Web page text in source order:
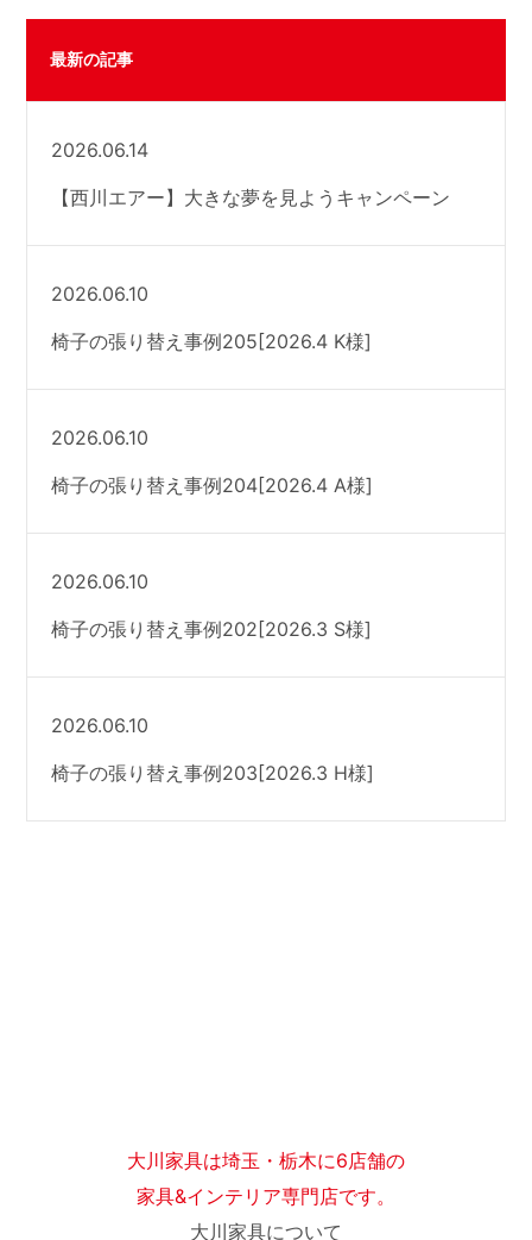
最新の記事
2026.06.14
【西川エアー】大きな夢を見ようキャンペーン
2026.06.10
椅子の張り替え事例205[2026.4 K様]
2026.06.10
椅子の張り替え事例204[2026.4 A様]
2026.06.10
椅子の張り替え事例202[2026.3 S様]
2026.06.10
椅子の張り替え事例203[2026.3 H様]
大川家具は埼玉・栃木に6店舗の
家具&インテリア専門店です。
大川家具について